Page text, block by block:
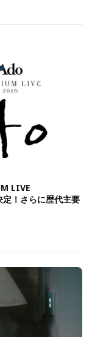
LIVE
！さらに歴代主要